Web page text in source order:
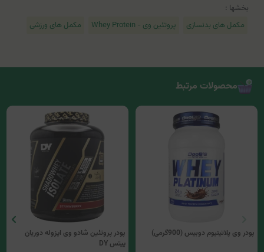
بخشها :
مکمل های بدنسازی
پروتئین وی - Whey Protein مکمل های ورزشی
محصولات مرتبط
پودر وی پلاتینیوم دوبیس (900گرمی)
پودر پروتئین شادو وی ایزوله دوریان
ییتس DY